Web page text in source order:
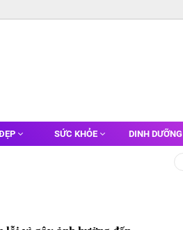
SỨC KHỎE DINH DƯỠNG